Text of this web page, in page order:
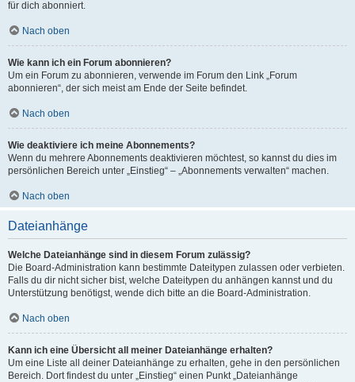
für dich abonniert.
Nach oben
Wie kann ich ein Forum abonnieren?
Um ein Forum zu abonnieren, verwende im Forum den Link „Forum
abonnieren“, der sich meist am Ende der Seite befindet.
Nach oben
Wie deaktiviere ich meine Abonnements?
Wenn du mehrere Abonnements deaktivieren möchtest, so kannst du dies im
persönlichen Bereich unter „Einstieg“ – „Abonnements verwalten“ machen.
Nach oben
Dateianhänge
Welche Dateianhänge sind in diesem Forum zulässig?
Die Board-Administration kann bestimmte Dateitypen zulassen oder verbieten.
Falls du dir nicht sicher bist, welche Dateitypen du anhängen kannst und du
Unterstützung benötigst, wende dich bitte an die Board-Administration.
Nach oben
Kann ich eine Übersicht all meiner Dateianhänge erhalten?
Um eine Liste all deiner Dateianhänge zu erhalten, gehe in den persönlichen
Bereich. Dort findest du unter „Einstieg“ einen Punkt „Dateianhänge